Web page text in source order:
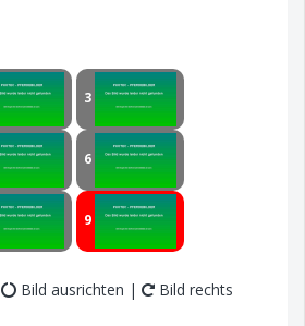
3
6
9
Bild ausrichten |
Bild rechts